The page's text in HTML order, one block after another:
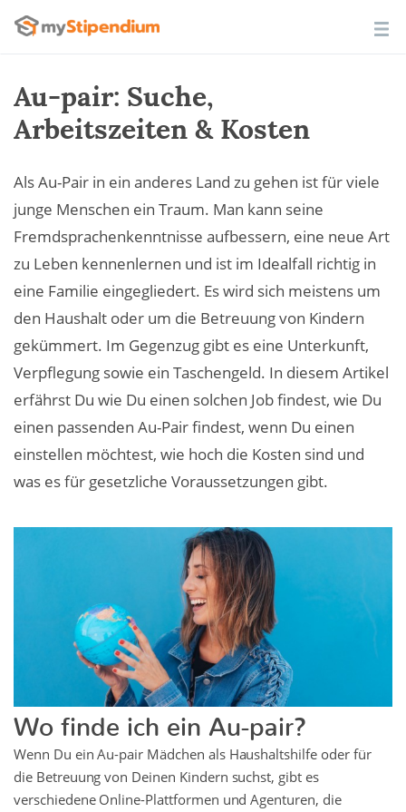
Au-pair: Suche,
Arbeitszeiten & Kosten
Als Au-Pair in ein anderes Land zu gehen ist für viele
junge Menschen ein Traum. Man kann seine
Fremdsprachenkenntnisse aufbessern, eine neue Art
zu Leben kennenlernen und ist im Idealfall richtig in
eine Familie eingegliedert. Es wird sich meistens um
den Haushalt oder um die Betreuung von Kindern
gekümmert. Im Gegenzug gibt es eine Unterkunft,
Verpflegung sowie ein Taschengeld. In diesem Artikel
erfährst Du wie Du einen solchen Job findest, wie Du
einen passenden Au-Pair findest, wenn Du einen
einstellen möchtest, wie hoch die Kosten sind und
was es für gesetzliche Voraussetzungen gibt.
Wo finde ich ein Au-pair?
Wenn Du ein Au-pair Mädchen als Haushaltshilfe oder für
die Betreuung von Deinen Kindern suchst, gibt es
verschiedene Online-Plattformen und Agenturen, die